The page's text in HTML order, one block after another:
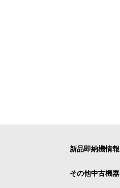
新品即納機情報
その他中古機器